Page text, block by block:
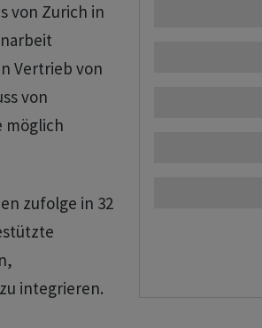
von Zurich in
Vertrieb von
von
möglich
zufolge in 32
integrieren.